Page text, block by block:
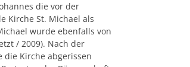
die vor der
Kirche St. Michael als
wurde ebenfalls von
/ 2009). Nach der
die Kirche abgerissen